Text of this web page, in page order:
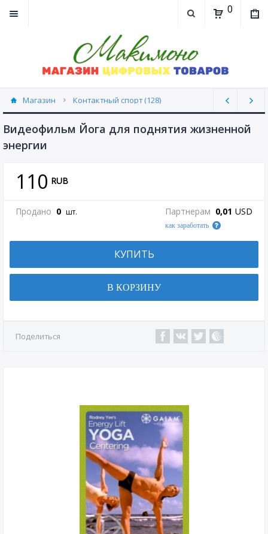
0
Магазин Контактный спорт (128)
Видеофильм Йога для поднятия жизненной
энергии
110 RUB
Продано 0 шт. Партнерам 0,01 USD
как заработать
КУПИТЬ
В КОРЗИНУ
Поделиться